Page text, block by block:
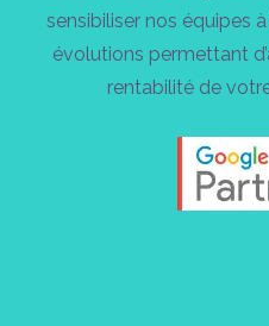
sensibiliser nos équipes
évolutions permettant
rentabilité de